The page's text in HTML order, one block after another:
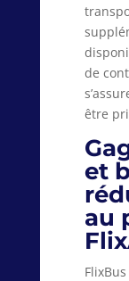
de
être
et
au